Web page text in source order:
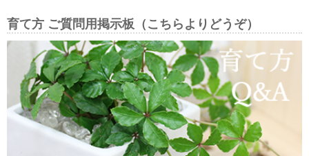
育て方 ご質問用掲示板（こちらよりどうぞ）